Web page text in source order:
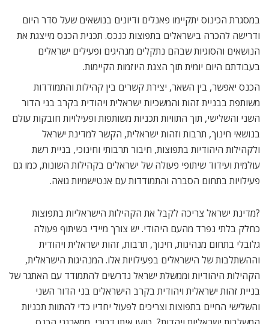
במסגרת הכינוס יתקיימו פאנלים ודיונים בנושאים שעל סדר היום
ודרישה להכרה בישראלים בתפוצות כנכס. תכנית הכנס מייצגת את
הנושאים והסוגיות שבהם נתקלים מנהיגים ופעילים ישראלים
בעבודתם היום יומית תוך הצגת היוזמות הקיימות.
הכנס יאפשר, בין השאר, יצירת קשרים בין קהילות והתמודדות
משותפת בבניית זהות והמשכיות ישראלית ויהודית בקרב בני הדור
השני והשלישי, תוך התוויות תכניות משותפות ופעילויות חובקות עולם
בנושאי חינוך, תרבות וזהות ישראלית, הקשר למדינת ישראל
ולקהילות היהודיות בתפוצות, חיבור תרבותי וחינוכי, בניית רשת
עולמית ועידוד שיתופי פעולה של ישראלים בקהילות השונות, כמו גם
פעילויות בתחום הסברה והתמודדות עם אנטישמיות גואה.
?מדינת ישראל צריכה לקבל את הקהילות הישראליות בתפוצות
כחלק בלתי נפרד מהעם היהודי. יש צורך מיידי בשיתוף פעולה
גלובלי בתחום מנהיגות, חינוך, תרבות, זהות ישראלית ויהודית
וההשתלבות של הישראלים בפעילויות אלו. המנהיגות הישראלית,
הקהילות היהודיות וממשלת ישראל נדרשים להתמודד עם האתגר של
בניית זהות ישראלית ויהודית בקרב הישראלים בני הדור השני
והשלישי החיים בתפוצות וצריכים לפעול יחדיו כדי להתוות תכניות